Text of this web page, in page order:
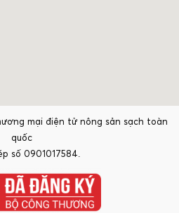
mại điện tử nông sản sạch toàn
quốc
số 0901017584.